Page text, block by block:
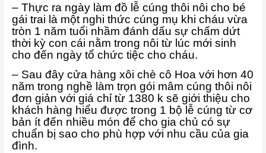
– Thực ra ngày làm đồ lễ cúng thôi nôi cho bé
gái trai là một nghi thức cúng mụ khi cháu vừa
tròn 1 năm tuổi nhầm đánh dấu sự chấm dứt
thời kỳ con cái nằm trong nôi từ lúc mới sinh
cho đến ngày tổ chức tiệc cho cháu.
– Sau đây cửa hàng xôi chè cô Hoa với hơn 40
năm trong nghề làm trọn gói mâm cúng thôi nôi
đơn giản với giá chỉ từ 1380 k sẽ giới thiệu cho
khách hàng hiểu được trong 1 bộ lễ cúng từ cơ
bản ít đến nhiều món để cho gia chủ có sự
chuẩn bị sao cho phù hợp với nhu cầu của gia
đình.